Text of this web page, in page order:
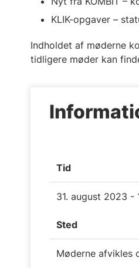
KLIK-opgaver –
Indholdet af møderne
tidligere møder kan
Tid
31. august 2023 -
Sted
Møderne afvikles